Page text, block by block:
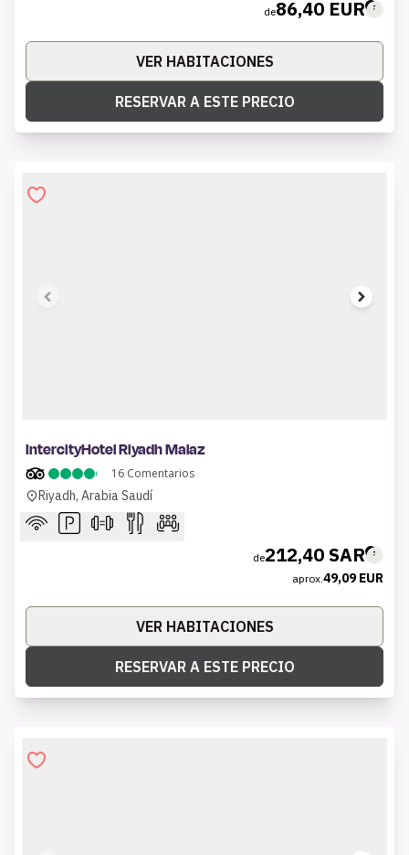
de86,40 EUR
VER HABITACIONES
RESERVAR A ESTE PRECIO
IntercityHotel Riyadh Malaz
16 Comentarios
Riyadh, Arabia Saudí
de212,40 SAR
aprox.49,09 EUR
VER HABITACIONES
RESERVAR A ESTE PRECIO